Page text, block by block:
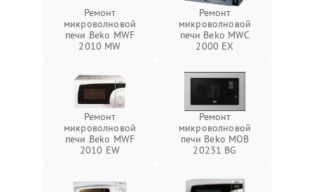
Ремонт
микроволновой
печи Beko MWF
2010 MW
Ремонт
микроволновой
печи Beko MWC
2000 EX
Ремонт
микроволновой
печи Beko MWF
2010 EW
Ремонт
микроволновой
печи Beko MOB
20231 BG